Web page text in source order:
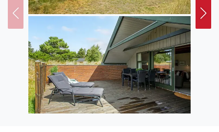
Das Ferienhaus eignet sich für 6 Personen sowie 1
Kleinkind bis zu 3 Jahren. Die Ferienunterkunft hat eine
Wohnfläche von 108 m² und wurde 1975 gebaut. 2010
wurde die Ferienunterkunft renoviert. Haustiere
dürfen nicht mitgebracht werden. Die Ferienunterkunft
ist mit energiesparender Wärmepumpe ausgestattet.
Die Ferienunterkunft ist mit Waschmaschine
ausgestattet. Tiefkühlmöglichkeit mit 40 Liter
Nutzinhalt. Es gibt außerdem einen Kaminofen.